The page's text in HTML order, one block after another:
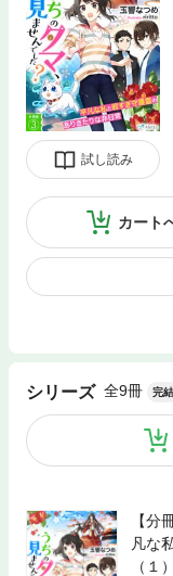
試し読み
カート
シリーズ 全9冊 完結
【分
凡な
（１）